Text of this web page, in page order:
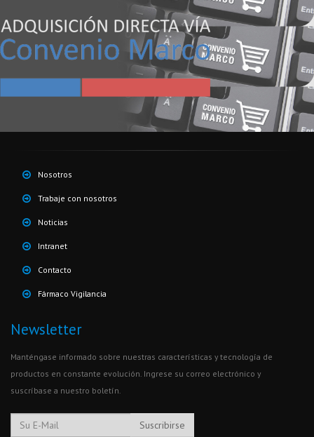
Nosotros
Trabaje con nosotros
Noticias
Intranet
Contacto
Fármaco Vigilancia
Newsletter
Manténgase informado sobre nuestras características y tecnología de
productos en constante evolución. Ingrese su correo electrónico y
suscríbase a nuestro boletín.
Suscribirse